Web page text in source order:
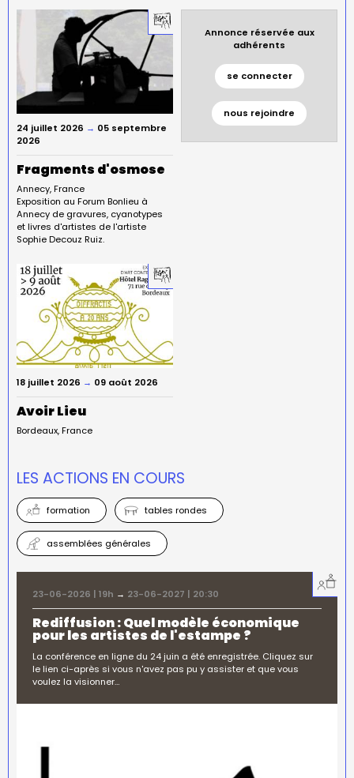
24 juillet 2026 → 05 septembre
2026
Fragments d'osmose
Annecy France
Exposition au Forum Bonlieu à
Annecy de gravures, cyanotypes
et livres d'artistes de l'artiste
Sophie Decouz Ruiz.
Annonce réservée aux
adhérents
se connecter
nous rejoindre
18 juillet 2026 → 09 août 2026
Avoir Lieu
Bordeaux France
LES ACTIONS EN COURS
formation tables rondes
assemblées générales
23-06-2026 | 19h → 23-06-2027 | 20:30
Rediffusion : Quel modèle économique
pour les artistes de l'estampe ?
La conférence en ligne du 24 juin a été enregistrée. Cliquez sur
le lien ci-après si vous n'avez pas pu y assister et que vous
voulez la visionner…